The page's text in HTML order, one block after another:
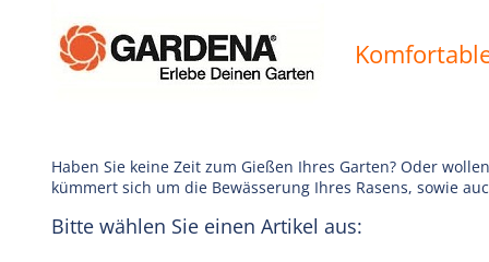
Haben Sie keine Zeit zum Gießen Ihres Garten? Oder
kümmert sich um die Bewässerung Ihres Rasens, sowie
Bitte wählen Sie einen Artikel aus: